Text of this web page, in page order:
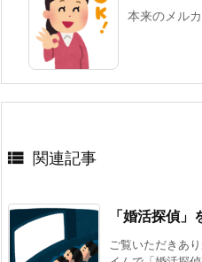
本来のメル
 関連記事
「婚活探偵」
ご覧いただきあ